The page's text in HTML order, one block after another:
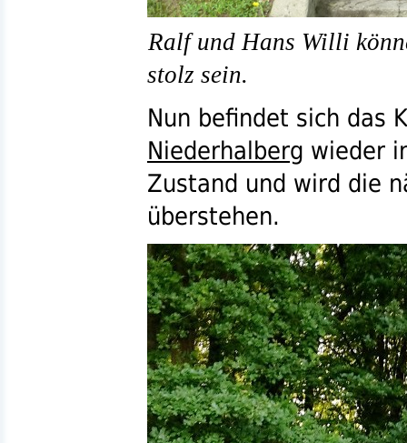
Ralf und Hans Willi
stolz sein.
Nun befindet sich das
Niederhalberg wieder
Zustand und wird die
überstehen.